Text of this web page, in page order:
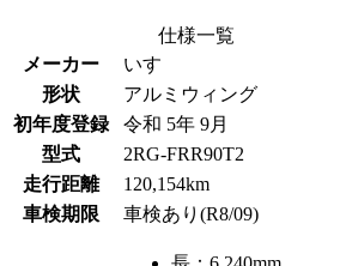
仕様一覧
メーカー
いすゞ
形状
アルミウィング
初年度登録
令和 5年 9月
型式
2RG-FRR90T2
走行距離
120,154km
車検期限
車検あり(R8/09)